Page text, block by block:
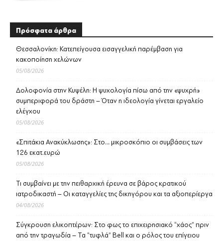
Πρόσφατα άρθρα
Θεσσαλονίκη: Κατεπείγουσα εισαγγελική παρέμβαση για
κακοποίηση χελώνων
05/08/2026
Δολοφονία στην Κυψέλη: Η ψυχολογία πίσω από την «ψυχρή»
συμπεριφορά του δράστη – Όταν η ιδεολογία γίνεται εργαλείο
ελέγχου
05/08/2026
«Σπιτάκια Ανακύκλωσης»: Στο… μικροσκόπιο οι συμβάσεις των
126 εκατ.ευρώ
05/08/2026
Τι συμβαίνει με την πειθαρχική έρευνα σε βάρος κρατικού
ιατροδικαστή – Οι καταγγελίες της δικηγόρου και τα αξιοπερίεργα
04/08/2026
Σύγκρουση ελικοπτέρων: Στο φως το επιχειρησιακό “χάος” πριν
από την τραγωδία – Τα “τυφλά” Bell και ο ρόλος του επίγειου